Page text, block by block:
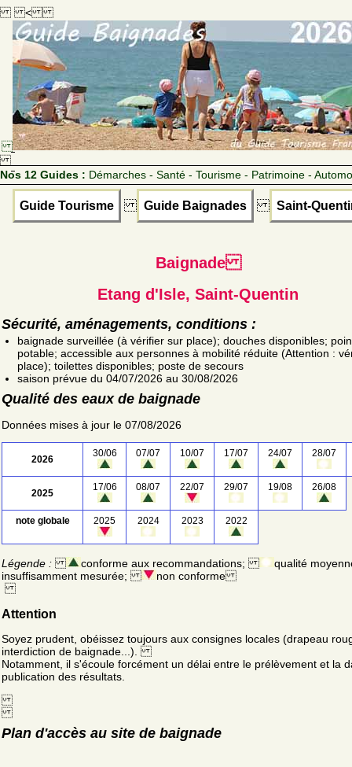
<
Nos 12 Guides : Démarches - Santé - Tourisme - Patrimoine -
Guide Tourisme Guide Baignades Saint-
Baignade
Etang d'Isle, Saint-Quentin
Sécurité, aménagements, conditions :
baignade surveillée (à vérifier sur place); douches disponibles;
potable; accessible aux personnes à mobilité réduite (Attention :
place); toilettes disponibles; poste de secours
saison prévue du 04/07/2026 au 30/08/2026
Qualité des eaux de baignade
Données mises à jour le 07/08/2026
2026
30/06 07/07 10/07 17/07 24/07 28/07
2025
17/06 08/07 22/07 29/07 19/08 26/08
note globale 2025 2024 2023 2022
Légende : conforme aux recommandations;
qualité
insuffisamment mesurée;
non conforme
Attention
Soyez prudent, obéissez toujours aux consignes locales (drapeau
interdiction de baignade...).
Notamment, il s'écoule forcément un délai entre le prélèvement et la
publication des résultats.
Plan d'accès au site de baignade